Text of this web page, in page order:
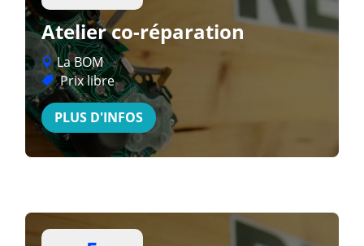
Atelier co-réparation
La BOM
Prix libre
PLUS D'INFOS